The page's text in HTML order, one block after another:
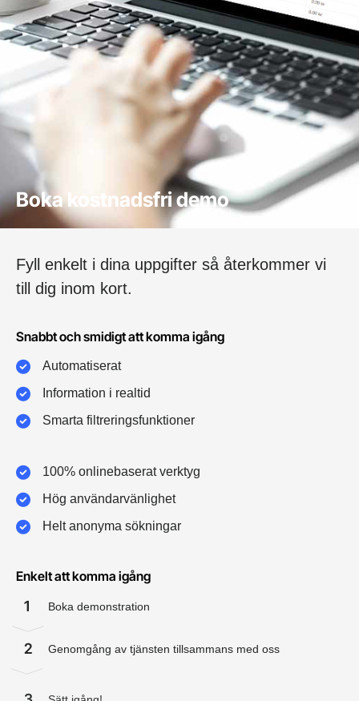
Boka kostnadsfri demo
Fyll enkelt i dina uppgifter så återkommer vi
till dig inom kort.
Snabbt och smidigt att komma igång
Automatiserat
Information i realtid
Smarta filtreringsfunktioner
100% onlinebaserat verktyg
Hög användarvänlighet
Helt anonyma sökningar
Enkelt att komma igång
1 Boka demonstration
2 Genomgång av tjänsten tillsammans med oss